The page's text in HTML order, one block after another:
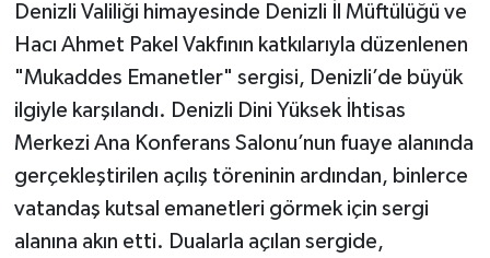
Denizli Valiliği himayesinde Denizli İl Müftülüğü ve
Hacı Ahmet Pakel Vakfının katkılarıyla düzenlenen
"Mukaddes Emanetler" sergisi, Denizli’de büyük
ilgiyle karşılandı. Denizli Dini Yüksek İhtisas
Merkezi Ana Konferans Salonu’nun fuaye alanında
gerçekleştirilen açılış töreninin ardından, binlerce
vatandaş kutsal emanetleri görmek için sergi
alanına akın etti. Dualarla açılan sergide,